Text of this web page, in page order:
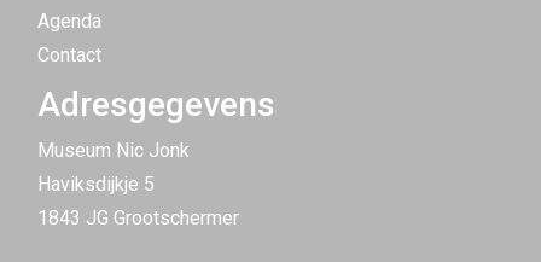
Agenda
Contact
Adresgegevens
Museum Nic Jonk
Haviksdijkje 5
1843 JG Grootschermer